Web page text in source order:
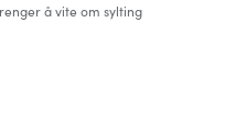
å vite om sylting